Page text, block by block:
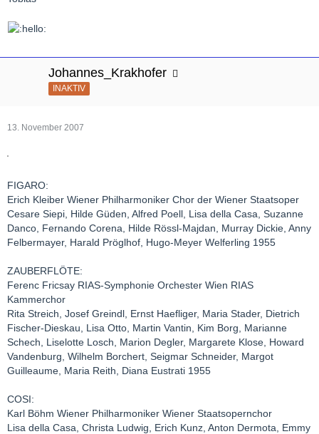
Johannes_Krakhofer
INAKTIV
13. November 2007
FIGARO:
Erich Kleiber Wiener Philharmoniker Chor der Wiener Staatsoper
Cesare Siepi, Hilde Güden, Alfred Poell, Lisa della Casa, Suzanne
Danco, Fernando Corena, Hilde Rössl-Majdan, Murray Dickie, Anny
Felbermayer, Harald Pröglhof, Hugo-Meyer Welferling 1955
ZAUBERFLÖTE:
Ferenc Fricsay RIAS-Symphonie Orchester Wien RIAS
Kammerchor
Rita Streich, Josef Greindl, Ernst Haefliger, Maria Stader, Dietrich
Fischer-Dieskau, Lisa Otto, Martin Vantin, Kim Borg, Marianne
Schech, Liselotte Losch, Marion Degler, Margarete Klose, Howard
Vandenburg, Wilhelm Borchert, Seigmar Schneider, Margot
Guilleaume, Maria Reith, Diana Eustrati 1955
COSI:
Karl Böhm Wiener Philharmoniker Wiener Staatsopernchor
Lisa della Casa, Christa Ludwig, Erich Kunz, Anton Dermota, Emmy